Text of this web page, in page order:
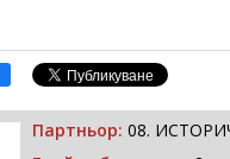
Партньор: 08.